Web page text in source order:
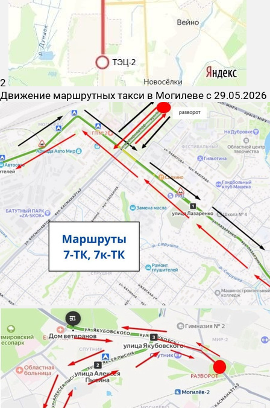
2
Движение маршрутных такси в Могилеве с 29.05.2026